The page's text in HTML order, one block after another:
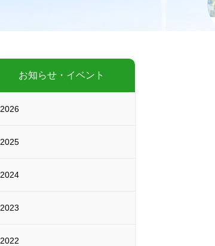
お知らせ・イベント
2026
2025
2024
2023
2022